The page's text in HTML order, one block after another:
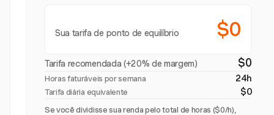
Sua tarifa de ponto de equilíbrio $0
Tarifa recomendada (+20% de margem) $0
Horas faturáveis por semana 24h
Tarifa diária equivalente $0
Se você dividisse sua renda pelo total de horas ($0/h),